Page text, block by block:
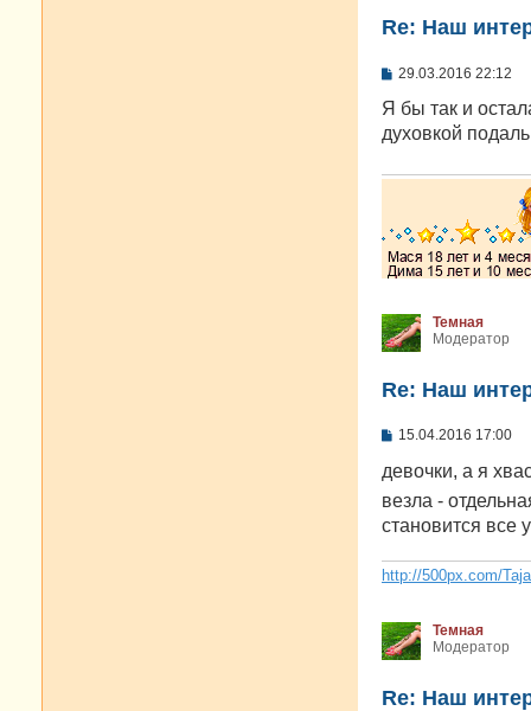
Re: Наш
С
о
щ
н
29.03.2016 22:12
Я бы так и
духовкой
Темная
Модератор
Re: Наш
С
о
щ
н
е
15.04.2016 17:00
девочки, а я
везла -
становится все
http://500px.com/
Темная
Модератор
Re: Наш